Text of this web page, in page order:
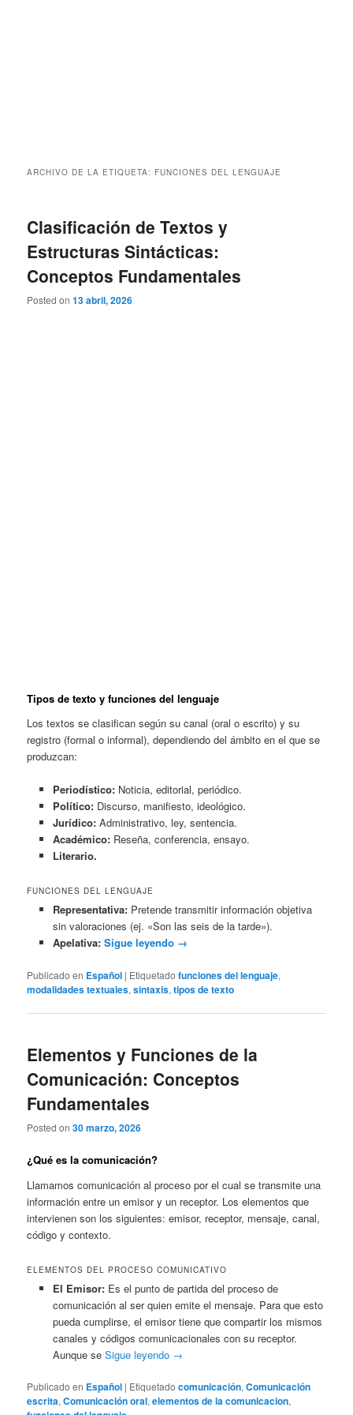
ARCHIVO DE LA ETIQUETA: FUNCIONES DEL LENGUAJE
Clasificación de Textos y
Estructuras Sintácticas:
Conceptos Fundamentales
Posted on13 abril, 2026
Tipos de texto y funciones del lenguaje
Los textos se clasifican según su canal (oral o escrito) y su
registro (formal o informal), dependiendo del ámbito en el que se
produzcan:
Periodístico:Noticia, editorial, periódico.
Político:Discurso, manifiesto, ideológico.
Jurídico:Administrativo, ley, sentencia.
Académico:Reseña, conferencia, ensayo.
Literario.
FUNCIONES DEL LENGUAJE
Representativa:Pretende transmitir información objetiva
sin valoraciones (ej. «Son las seis de la tarde»).
Apelativa: Sigue leyendo →
Publicado en Español | Etiquetado funciones del lenguaje,
modalidades textuales,sintaxis,tipos de texto
Elementos y Funciones de la
Comunicación: Conceptos
Fundamentales
Posted on30 marzo, 2026
¿Qué es la comunicación?
Llamamos comunicación al proceso por el cual se transmite una
información entre un emisor y un receptor. Los elementos que
intervienen son los siguientes: emisor, receptor, mensaje, canal,
código y contexto.
ELEMENTOS DEL PROCESO COMUNICATIVO
El Emisor:Es el punto de partida del proceso de
comunicación al ser quien emite el mensaje. Para que esto
pueda cumplirse, el emisor tiene que compartir los mismos
canales y códigos comunicacionales con su receptor.
Aunque se Sigue leyendo →
Publicado en Español | Etiquetado comunicación,Comunicación
escrita,Comunicación oral,elementos de la comunicacion,